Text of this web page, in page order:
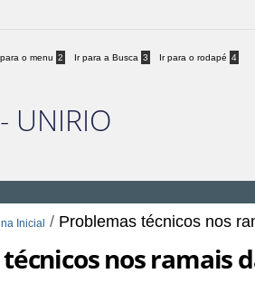
para o menu 2 Ir para a Busca 3 Ir para o rodapé 4
- UNIRIO
Inicial / Problemas técnicos nos
nos ramais